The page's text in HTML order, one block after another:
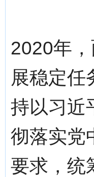
2020年
展稳定任
持以习近
彻落实党
要求，统